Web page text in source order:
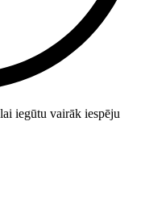
iegūtu vairāk iespēju